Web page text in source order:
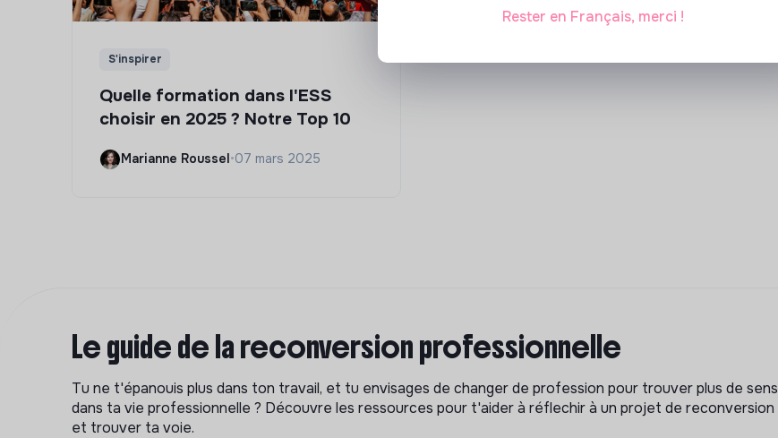
S'inspirer
Quelle formation dans l'ESS
choisir en 2025 ? Notre Top 10
Marianne Roussel•07 mars 2025
Le guide de la reconversion professionnelle
Tu ne t'épanouis plus dans ton travail, et tu envisages de changer de profession pour trouver plus de sens
dans ta vie professionnelle ? Découvre les ressources pour t'aider à réflechir à un projet de reconversion
et trouver ta voie.
Rester en Français, merci !